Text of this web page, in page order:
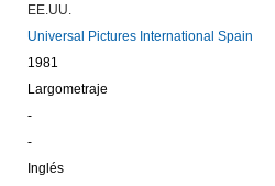
EE.UU.
Universal Pictures International Spain
1981
Largometraje
-
-
Inglés